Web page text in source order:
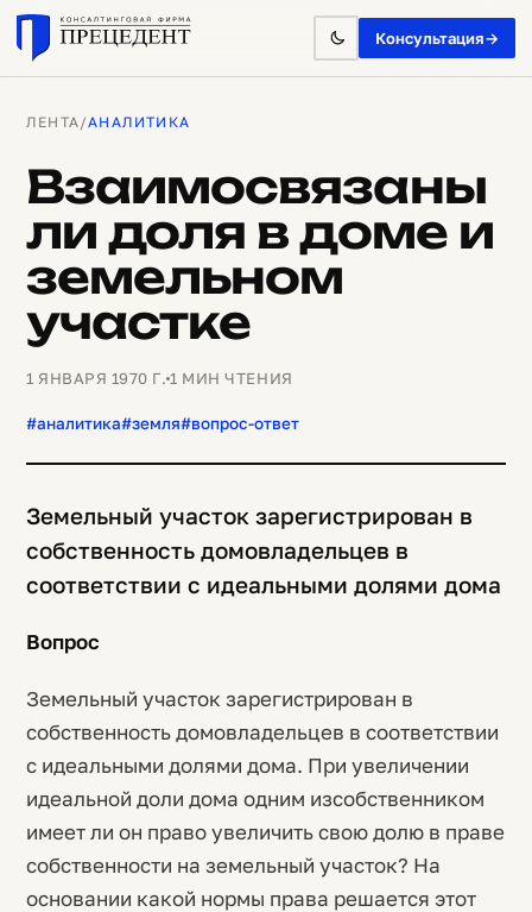
Консультация→
ЛЕНТА/АНАЛИТИКА
Взаимосвязаны
ли доля в доме и
земельном
участке
1 ЯНВАРЯ 1970 Г.1 МИН ЧТЕНИЯ
#аналитика#земля#вопрос-ответ
Земельный участок зарегистрирован в
собственность домовладельцев в
соответствии с идеальными долями дома
Вопрос
Земельный участок зарегистрирован в
собственность домовладельцев в соответствии
с идеальными долями дома. При увеличении
идеальной доли дома одним изсобственником
имеет ли он право увеличить свою долю в праве
собственности на земельный участок? На
основании какой нормы права решается этот